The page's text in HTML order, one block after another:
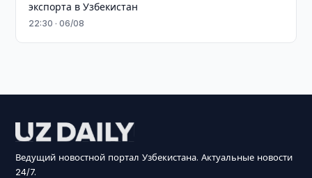
экспорта в Узбекистан
22:30 · 06/08
Ведущий новостной портал Узбекистана. Актуальные новости
24/7.